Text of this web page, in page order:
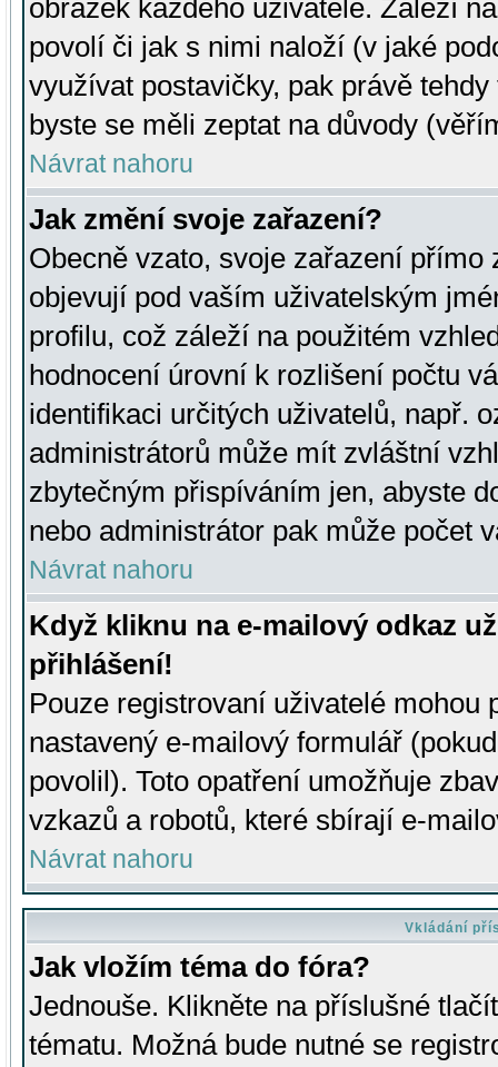
obrázek každého uživatele. Záleží
povolí či jak s nimi naloží (v jaké
využívat postavičky, pak právě
byste se měli zeptat na důvody
Návrat nahoru
Jak změní svoje zařazení?
Obecně vzato, svoje zařazení přímo
objevují pod vaším uživatelským
profilu, což záleží na použitém
hodnocení úrovní k rozlišení počtu
identifikaci určitých uživatelů, např.
administrátorů může mít zvláštní
zbytečným přispíváním jen, abyste
nebo administrátor pak může počet
Návrat nahoru
Když kliknu na e-mailový odkaz
přihlášení!
Pouze registrovaní uživatelé mohou
nastavený e-mailový formulář
povolil). Toto opatření umožňuje
vzkazů a robotů, které sbírají e-
Návrat nahoru
Vkládání
Jak vložím téma do fóra?
Jednouše. Klikněte na příslušné
tématu. Možná bude nutné se